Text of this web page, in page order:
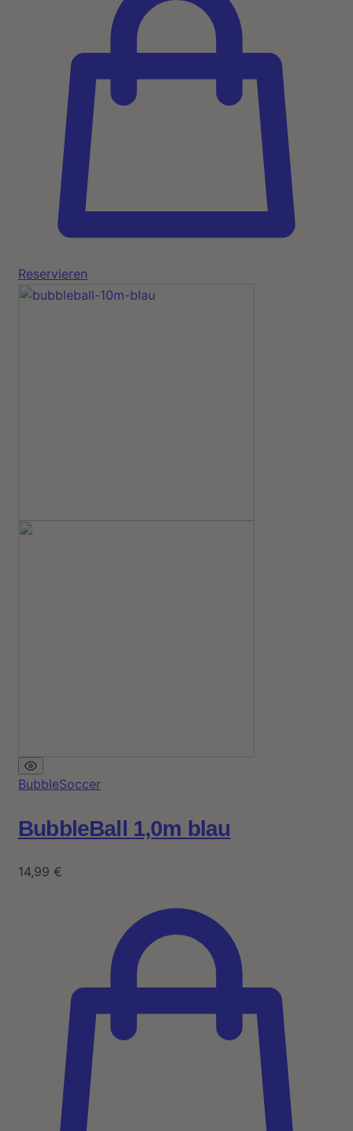
Reservieren
BubbleSoccer
BubbleBall 1,0m blau
14,99 €